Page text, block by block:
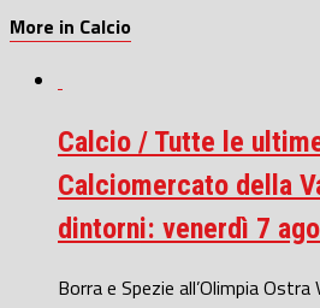
More in Calcio
Calcio / Tutte le
Calciomercato della
dintorni: venerdì 7
Borra e Spezie all’Olimpia